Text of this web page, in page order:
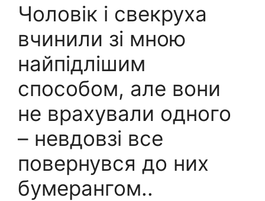
Чоловік і свекруха
вчинили зі мною
найпідлішим
способом, але вони
не врахували одного
– невдовзі все
повернувся до них
бумерангом..